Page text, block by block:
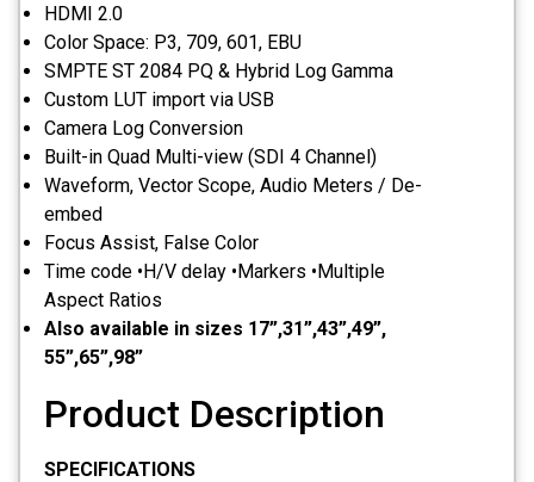
HDMI 2.0
Color Space: P3, 709, 601, EBU
SMPTE ST 2084 PQ & Hybrid Log Gamma
Custom LUT import via USB
Camera Log Conversion
Built-in Quad Multi-view (SDI 4 Channel)
Waveform, Vector Scope, Audio Meters / De-
embed
Focus Assist, False Color
Time code •H/V delay •Markers •Multiple
Aspect Ratios
Also available in sizes 17”,31”,43”,49”,
55”,65”,98”
Product Description
SPECIFICATIONS